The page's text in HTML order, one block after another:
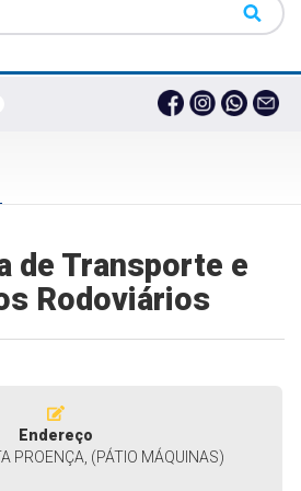
de Transporte e
Rodoviários
Endereço
PROENÇA, (PÁTIO MÁQUINAS)